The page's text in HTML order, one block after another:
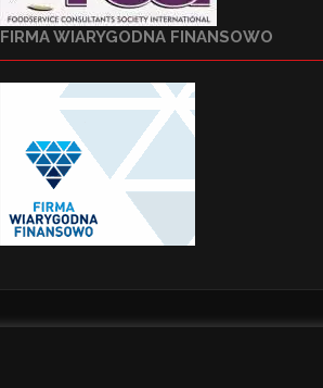
FIRMA WIARYGODNA FINANSOWO